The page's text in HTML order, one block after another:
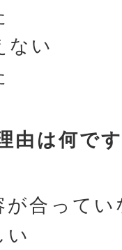
ない
由は何で
が合ってい
い